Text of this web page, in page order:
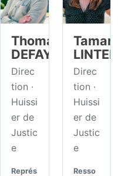
Thomas
DEFAYS
Direc
tion ·
Huissi
er de
Justic
e
Représ
Tamara
Direc
tion ·
Huissi
er de
Justic
e
Resso